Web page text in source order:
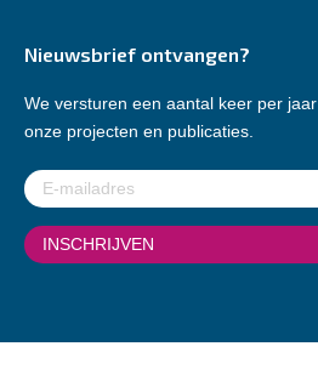
Nieuwsbrief ontvangen?
We versturen een aantal keer per
onze projecten en publicaties.
E-
mailadres(Vereist)